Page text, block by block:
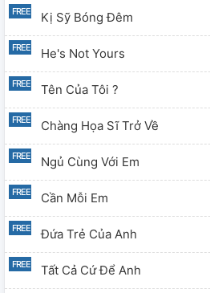
Kị Sỹ Bóng Đêm
He's Not Yours
Tên Của Tôi ?
Chàng Họa Sĩ Trở Về
Ngủ Cùng Với Em
Cần Mỗi Em
Đứa Trẻ Của Anh
Tất Cả Cứ Để Anh